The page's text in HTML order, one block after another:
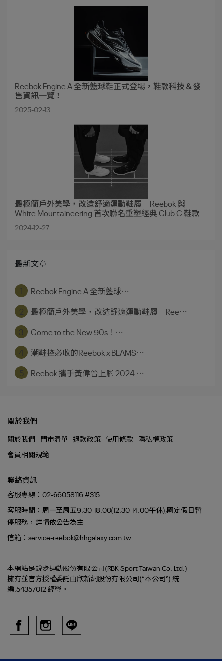
Reebok Engine A 全新籃球鞋正式登場，鞋款科技＆發
售資訊一覽！
2025-02-13
最極簡戶外美學，改造舒適運動鞋履｜Reebok 與
White Mountaineering 首次聯名重塑經典 Club C 鞋款
2024-12-27
最新文章
Reebok Engine A 全新籃球⋯
最極簡戶外美學，改造舒適運動鞋履｜Ree⋯
Come to the New 90s！⋯
潮鞋控必收的Reebok x BEAMS⋯
Reebok 攜手黃偉晉上腳 2024 ⋯
關於我們
關於我們 門市清單 退款政策 使用條款
隱私權政策
會員相關規範
聯絡資訊
客服專線：02-66058116 #315
客服時間：周一至周五9:30-18:00(12:30-14:00午休),國定假日暫
停服務，詳情依公告為主
信箱：service-reebok@hhgalaxy.com.tw
本網站是銳步運動股份有限公司(RBK Sport Taiwan Co. Ltd.)
擁有並官方授權委託由欣新網股份有限公司(“本公司”) 統
編:54357012 經營。